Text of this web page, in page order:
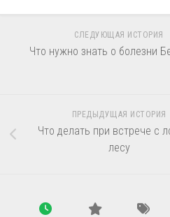
СЛЕДУЮЩАЯ ИСТОРИЯ
Что нужно знать о болезни
ПРЕДЫДУЩАЯ ИСТОРИЯ
Что делать при встрече с
лесу